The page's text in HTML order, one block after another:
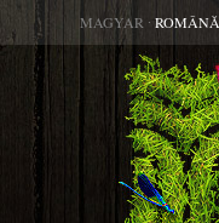
MAGYAR ∙ ROMÂNĂ